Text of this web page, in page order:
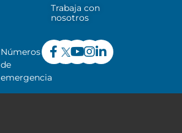
Trabaja con
nosotros
Números
de
emergencia